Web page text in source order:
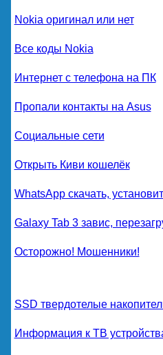
Nokia оригинал или нет
Все коды Nokia
Интернет с телефона на ПК
Пропали контакты на Asus
Социальные сети
Открыть Киви кошелёк
WhatsApp скачать,
Galaxy Tab 3 завис,
Осторожно! Мошенники!
SSD твердотелые
Информация к ТВ